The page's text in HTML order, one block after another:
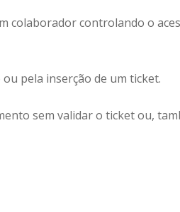
colaborador controlando o
pela inserção de um ticket.
sem validar o ticket ou,